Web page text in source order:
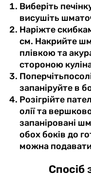
Виберіть
висушіть
Наріжте
см. Накрийте
плівкою та
стороною
запаніруйте в
Розігрійте
олії та
запаніровані
обох боків до
можна
Спосіб